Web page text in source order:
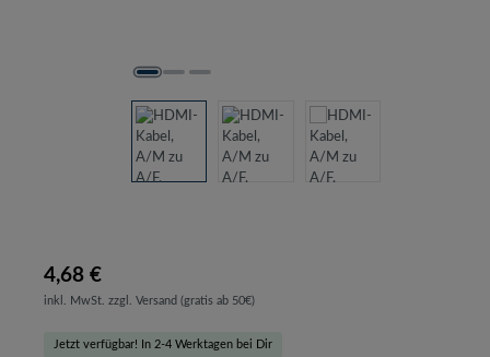
4,68 €
inkl. MwSt. zzgl. Versand (gratis ab 50€)
Jetzt verfügbar! In 2-4 Werktagen bei Dir